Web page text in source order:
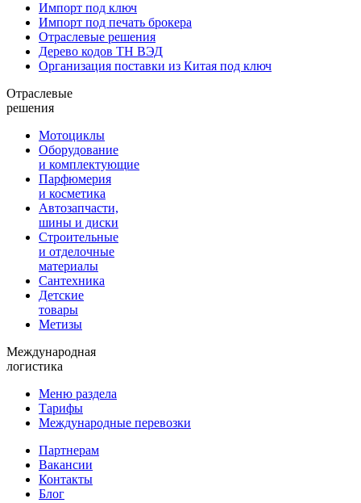
Импорт под ключ
Импорт под печать брокера
Отраслевые решения
Дерево кодов ТН ВЭД
Организация поставки из Китая под ключ
Отраслевые
решения
Мотоциклы
Оборудование
и комплектующие
Парфюмерия
и косметика
Автозапчасти,
шины и диски
Строительные
и отделочные
материалы
Сантехника
Детские
товары
Метизы
Международная
логистика
Меню раздела
Тарифы
Международные перевозки
Партнерам
Вакансии
Контакты
Блог